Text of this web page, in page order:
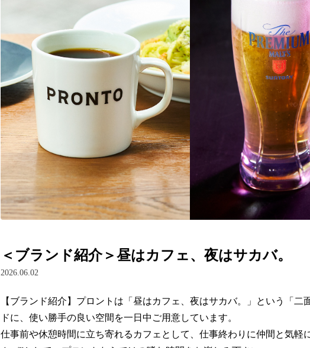
＜ブランド紹介＞昼はカフェ、夜はサカバ。
2026.06.02
【ブランド紹介】プロントは「昼はカフェ、夜はサカバ。」という「二
ドに、使い勝手の良い空間を一日中ご用意しています。
仕事前や休憩時間に立ち寄れるカフェとして、仕事終わりに仲間と気軽